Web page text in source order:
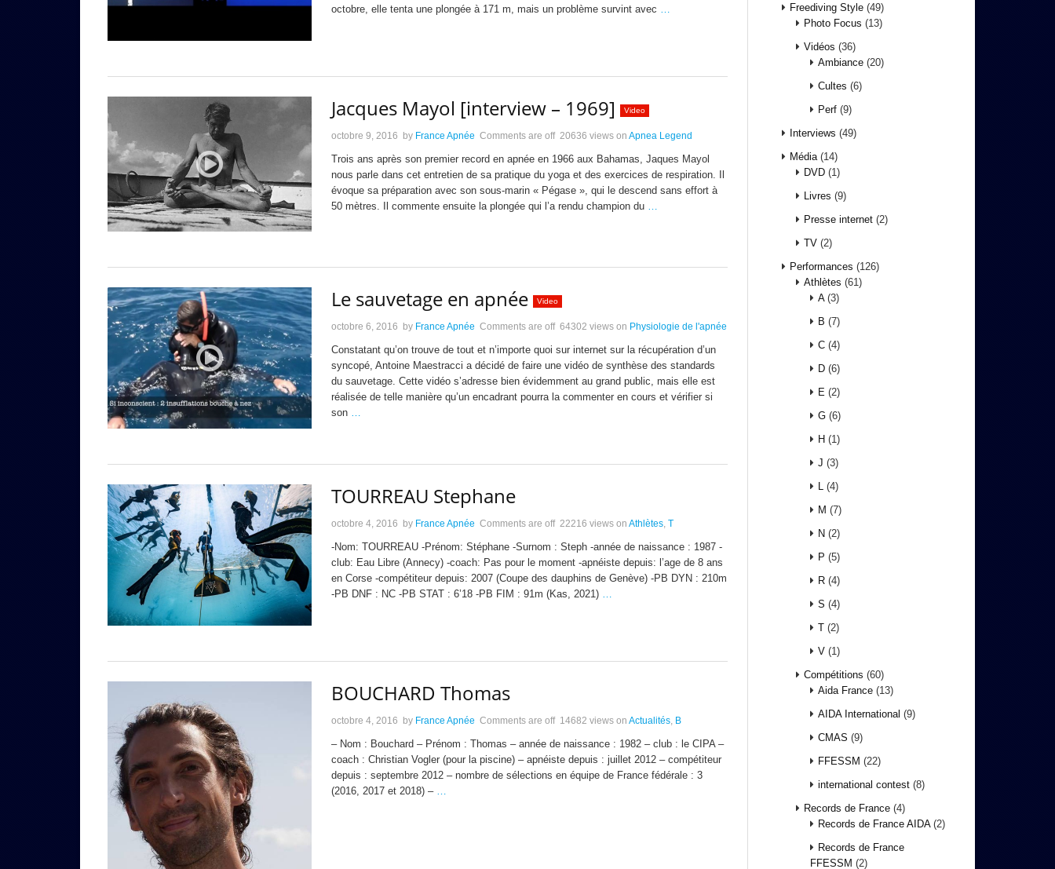
octobre, elle tenta une plongée à 171 m, mais un problème survint avec …
Jacques Mayol [interview – 1969] Video
octobre 9, 2016 by France Apnée Comments are off 20636 views on Apnea Legend
Trois ans après son premier record en apnée en 1966 aux Bahamas, Jaques Mayol
nous parle dans cet entretien de sa pratique du yoga et des exercices de respiration. Il
évoque sa préparation avec son sous-marin « Pégase », qui le descend sans effort à
50 mètres. Il commente ensuite la plongée qui l’a rendu champion du …
Le sauvetage en apnée Video
octobre 6, 2016 by France Apnée Comments are off 64302 views on Physiologie de l'apnée
Constatant qu’on trouve de tout et n’importe quoi sur internet sur la récupération d’un
syncopé, Antoine Maestracci a décidé de faire une vidéo de synthèse des standards
du sauvetage. Cette vidéo s’adresse bien évidemment au grand public, mais elle est
réalisée de telle manière qu’un encadrant pourra la commenter en cours et vérifier si
son …
TOURREAU Stephane
octobre 4, 2016 by France Apnée Comments are off 22216 views on Athlètes, T
-Nom: TOURREAU -Prénom: Stéphane -Surnom : Steph -année de naissance : 1987 -
club: Eau Libre (Annecy) -coach: Pas pour le moment -apnéiste depuis: l’age de 8 ans
en Corse -compétiteur depuis: 2007 (Coupe des dauphins de Genève) -PB DYN : 210m
-PB DNF : NC -PB STAT : 6’18 -PB FIM : 91m (Kas, 2021) …
BOUCHARD Thomas
octobre 4, 2016 by France Apnée Comments are off 14682 views on Actualités, B
– Nom : Bouchard – Prénom : Thomas – année de naissance : 1982 – club : le CIPA –
coach : Christian Vogler (pour la piscine) – apnéiste depuis : juillet 2012 – compétiteur
depuis : septembre 2012 – nombre de sélections en équipe de France fédérale : 3
(2016, 2017 et 2018) – …
Freediving Style (49)
Photo Focus (13)
Vidéos (36)
Ambiance (20)
Cultes (6)
Perf (9)
Interviews (49)
Média (14)
DVD (1)
Livres (9)
Presse internet (2)
TV (2)
Performances (126)
Athlètes (61)
A(3)
B (7)
C (4)
D (6)
E (2)
G (6)
H (1)
J (3)
L (4)
M (7)
N (2)
P (5)
R (4)
S (4)
T (2)
V (1)
Compétitions (60)
Aida France (13)
AIDA International (9)
CMAS (9)
FFESSM (22)
international contest (8)
Records de France (4)
Records de France AIDA(2)
Records de France
FFESSM (2)